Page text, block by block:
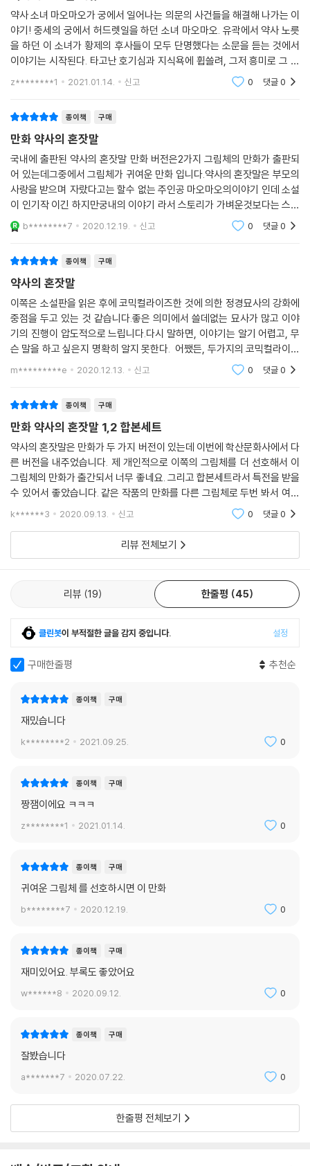
약사 소녀 마오마오가 궁에서 일어나는 의문의 사건들을 해결해 나가는 이
야기! 중세의 궁에서 허드렛일을 하던 소녀 마오마오. 유곽에서 약사 노릇
을 하던 이 소녀가 황제의 후사들이 모두 단명했다는 소문을 듣는 것에서
이야기는 시작된다. 타고난 호기심과 지식욕에 휩쓸려, 그저 흥미로 그 사
건의 원인을 조사하게 된 마오마오의 운명은…? 이 작가말고 다른 작가가
z********1 2021.01.14. 신고 0 댓글0
종이책 구매
만화 약사의 혼잣말
국내에 출판된 약사의 혼잣말 만화 버전은2가지 그림체의 만화가 출판되
어 있는데그중에서 그림체가 귀여운 만화 입니다.약사의 혼잣말은 부모의
사랑을 받으며 자랐다고는 할수 없는 주인공 마오마오의이야기 인데 소설
이 인기작 이긴 하지만궁내의 이야기 라서 스토리가 가벼운것보다는 스토
리가 슬프거나 무서운 스토리가대부분 입니다.물론 마오마오의 인생 역시
궁에 들어오기 전에
b********7 2020.12.19. 신고 0 댓글0
종이책 구매
약사의 혼잣말
이쪽은 소설판을 읽은 후에 코믹컬라이즈한 것에 의한 정경묘사의 강화에
중점을 두고 있는 것 같습니다.좋은 의미에서 쓸데없는 묘사가 많고 이야
기의 진행이 압도적으로 느립니다.다시 말하면, 이야기는 알기 어렵고, 무
슨 말을 하고 싶은지 명확히 알지 못한다. 어쨌든, 두가지의 코믹컬라이즈
모두 다른 장점이 있으며, 확실히 고양이가 작중에서 말하고 있는 바와 같
m*********e 2020.12.13. 신고 0 댓글0
종이책 구매
만화 약사의 혼잣말 1,2 합본세트
약사의 혼잣말은 만화가 두 가지 버전이 있는데 이번에 학산문화사에서 다
른 버전을 내주었습니다. 제 개인적으로 이쪽의 그림체를 더 선호해서 이
그림체의 만화가 출간되서 너무 좋네요. 그리고 합본세트라서 특전을 받을
수 있어서 좋았습니다. 같은 작품의 만화를 다른 그림체로 두번 봐서 여러
번 본 듯한 느낌을 받긴 했지만 원작을 너무 좋아해서 샀습니다. 주인공인
k******3 2020.09.13. 신고 0 댓글0
리뷰 전체보기
리뷰 19 한줄평 45
클린봇이 부적절한 글을 감지 중입니다. 설정
구매한줄평 추천순
종이책 구매
재밌습니다
k********2 2021.09.25. 0
종이책 구매
짱잼이에요 ㅋㅋㅋ
z********1 2021.01.14. 0
종이책 구매
귀여운 그림체 를 선호하시면 이 만화
b********7 2020.12.19. 0
종이책 구매
재미있어요. 부록도 좋았어요
w******8 2020.09.12. 0
종이책 구매
잘봤습니다
a*******7 2020.07.22. 0
한줄평 전체보기